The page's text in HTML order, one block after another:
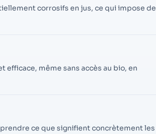
corrosifs en jus, ce qui impose de
même sans accès au bio, en
ce que signifient concrètement les